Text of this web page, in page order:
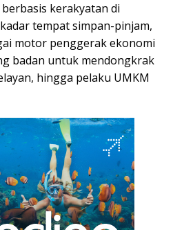
kerakyatan di
tempat simpan-pinjam,
motor penggerak ekonomi
badan untuk mendongkrak
hingga pelaku UMKM